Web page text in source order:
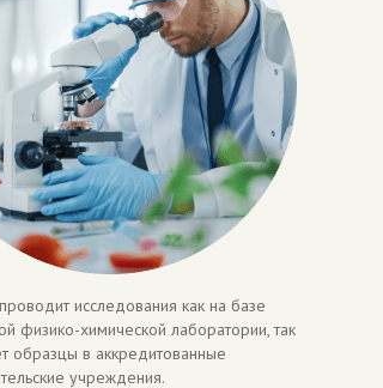
исследования как на базе
физико-химической лаборатории, так
образцы в аккредитованные
учреждения.